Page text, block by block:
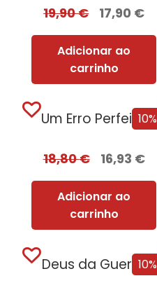
19,90€ 17,90 €
Adicionar ao
carrinho
10%
Um Erro Perfeito
18,80€ 16,93 €
Adicionar ao
carrinho
10%
Deus da Guerra